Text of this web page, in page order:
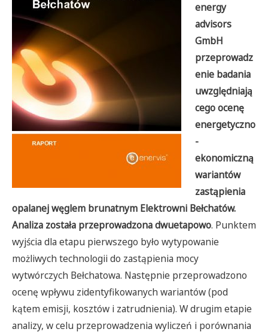
energy
advisors
GmbH
przeprowadz
enie badania
uwzględniają
cego ocenę
energetyczno
-
ekonomiczną
wariantów
zastąpienia
opalanej węglem brunatnym Elektrowni Bełchatów.
Analiza została przeprowadzona dwuetapowo. Punktem
wyjścia dla etapu pierwszego było wytypowanie
możliwych technologii do zastąpienia mocy
wytwórczych Bełchatowa. Następnie przeprowadzono
ocenę wpływu zidentyfikowanych wariantów (pod
kątem emisji, kosztów i zatrudnienia). W drugim etapie
analizy, w celu przeprowadzenia wyliczeń i porównania